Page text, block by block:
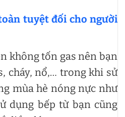
tuyệt đối cho người
không tốn gas nên bạn
cháy, nổ,… trong khi sử
mùa hè nóng nực như
dụng bếp từ bạn cũng